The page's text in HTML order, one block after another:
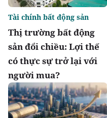
Thị trường bất động
sản đổi chiều: Lợi thế
có thực sự trở lại với
người mua?
Tài chính bất động sản